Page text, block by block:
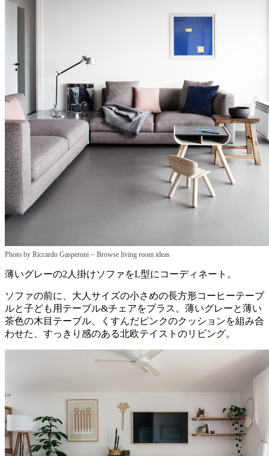
Photo by Riccardo Gasperoni – Browse living room ideas
薄いグレーの2人掛けソファをL型にコーディネート。
ソファの前に、大人サイズの小さめの長方形コーヒーテーブ
ルと子ども用テーブル&チェアをプラス。薄いグレーと薄い
茶色の木目テーブル、くすんだピンクのクッションを組み合
わせた、すっきり感のある北欧テイストのリビング。